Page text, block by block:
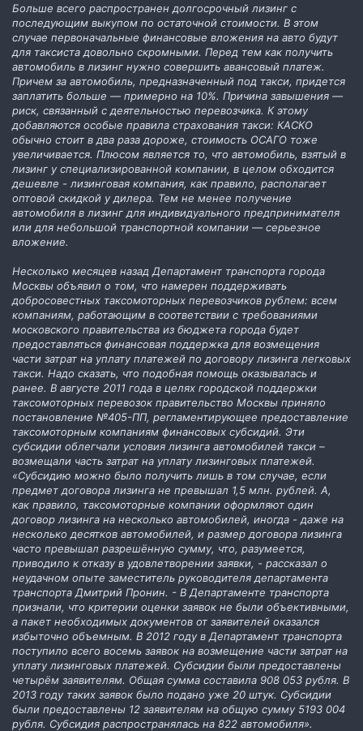
Больше всего распространен долгосрочный лизинг с
последующим выкупом по остаточной стоимости. В этом
случае первоначальные финансовые вложения на авто будут
для таксиста довольно скромными. Перед тем как получить
автомобиль в лизинг нужно совершить авансовый платеж.
Причем за автомобиль, предназначенный под такси, придется
заплатить больше — примерно на 10%. Причина завышения —
риск, связанный с деятельностью перевозчика. К этому
добавляются особые правила страхования такси: КАСКО
обычно стоит в два раза дороже, стоимость ОСАГО тоже
увеличивается. Плюсом является то, что автомобиль, взятый в
лизинг у специализированной компании, в целом обходится
дешевле - лизинговая компания, как правило, располагает
оптовой скидкой у дилера. Тем не менее получение
автомобиля в лизинг для индивидуального предпринимателя
или для небольшой транспортной компании — серьезное
вложение.
Несколько месяцев назад Департамент транспорта города
Москвы объявил о том, что намерен поддерживать
добросовестных таксомоторных перевозчиков рублем: всем
компаниям, работающим в соответствии с требованиями
московского правительства из бюджета города будет
предоставляться финансовая поддержка для возмещения
части затрат на уплату платежей по договору лизинга легковых
такси. Надо сказать, что подобная помощь оказывалась и
ранее. В августе 2011 года в целях городской поддержки
таксомоторных перевозок правительство Москвы приняло
постановление №405-ПП, регламентирующее предоставление
таксомоторным компаниям финансовых субсидий. Эти
субсидии облегчали условия лизинга автомобилей такси –
возмещали часть затрат на уплату лизинговых платежей.
«Субсидию можно было получить лишь в том случае, если
предмет договора лизинга не превышал 1,5 млн. рублей. А,
как правило, таксомоторные компании оформляют один
договор лизинга на несколько автомобилей, иногда - даже на
несколько десятков автомобилей, и размер договора лизинга
часто превышал разрешённую сумму, что, разумеется,
приводило к отказу в удовлетворении заявки, - рассказал о
неудачном опыте заместитель руководителя департамента
транспорта Дмитрий Пронин. - В Департаменте транспорта
признали, что критерии оценки заявок не были объективными,
а пакет необходимых документов от заявителей оказался
избыточно объемным. В 2012 году в Департамент транспорта
поступило всего восемь заявок на возмещение части затрат на
уплату лизинговых платежей. Субсидии были предоставлены
четырём заявителям. Общая сумма составила 908 053 рубля. В
2013 году таких заявок было подано уже 20 штук. Субсидии
были предоставлены 12 заявителям на общую сумму 5193 004
рубля. Субсидия распространялась на 822 автомобиля».